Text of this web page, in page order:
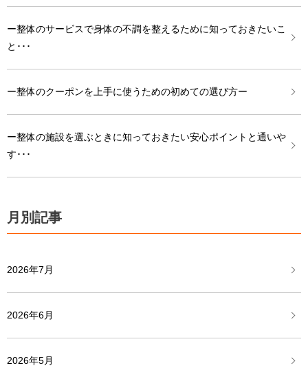
ー整体のサービスで身体の不調を整えるために知っておきたいこ
と･･･
ー整体のクーポンを上手に使うための初めての選び方ー
ー整体の施設を選ぶときに知っておきたい安心ポイントと通いや
す･･･
月別記事
2026年7月
2026年6月
2026年5月